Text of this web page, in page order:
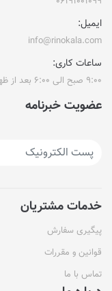
ایمیل:
info@rinokala.com
ساعات کاری:
۹:۰۰ صبح الی ۶:۰۰ بعد از ظهر
عضویت خبرنامه
خدمات مشتریان
پیگیری سفارش
قوانین و مقررات
تماس با ما